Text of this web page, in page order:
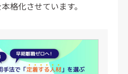
格化させています。